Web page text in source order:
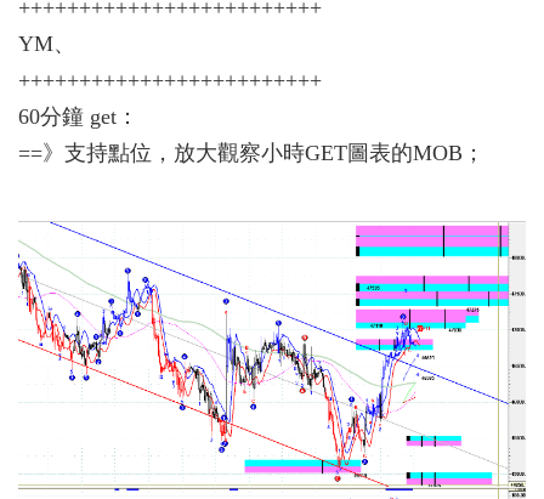
+++++++++++++++++++++++++
YM、
+++++++++++++++++++++++++
60分鐘 get：
==》支持點位，放大觀察小時GET圖表的MOB；